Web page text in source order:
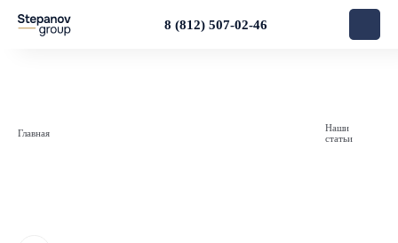
8 (812) 507-02-46
Главная
Наши
статьи